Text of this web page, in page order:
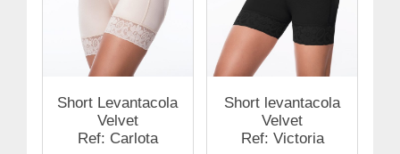
Short Levantacola
Velvet
Ref: Carlota
Short levantacola
Velvet
Ref: Victoria